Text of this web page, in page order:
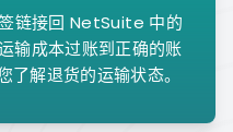
链接回 NetSuite 中的
输成本过账到正确的账
解退货的运输状态。